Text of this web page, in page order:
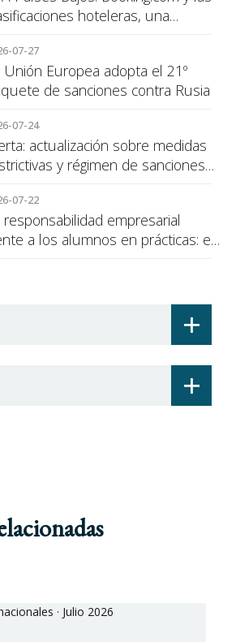
hoteleras, una
07-27
Unión Europea adopta el 21º
de sanciones contra Rusia
07-24
actualización sobre medidas
y régimen de sanciones
07-22
responsabilidad empresarial
a los alumnos en prácticas: el
+
+